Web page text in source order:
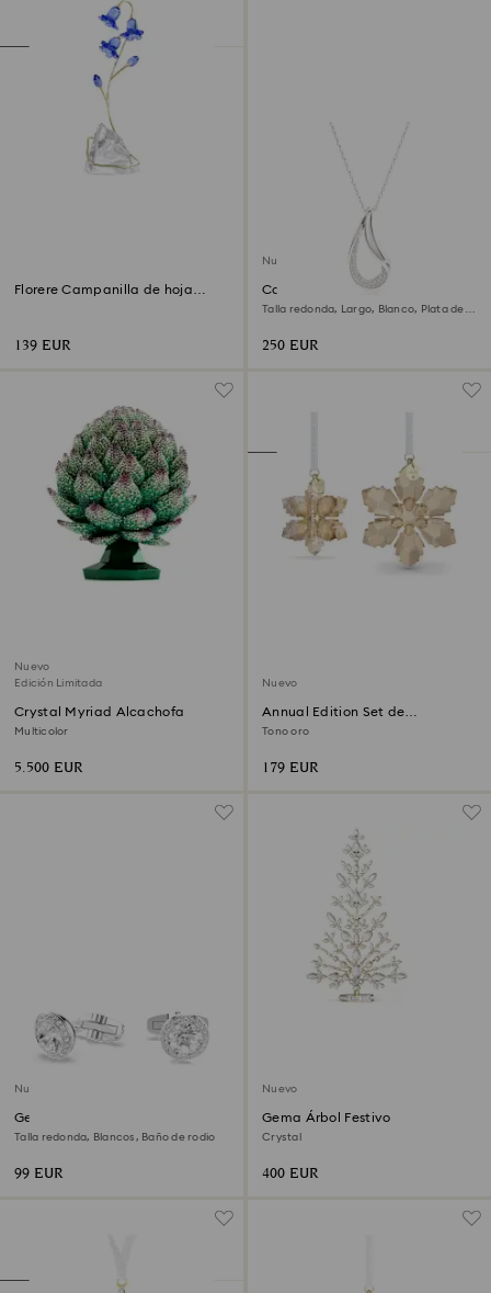
Florere Campanilla de hoja
139 EUR
Nuevo
Colgante Swarovski Classica
Talla redonda, Largo, Blanco, Plata de
250 EUR
Nuevo
Edición Limitada
Crystal Myriad Alcachofa
Multicolor
5.500 EUR
Nuevo
Annual Edition Set de
decoraciones 3D Festive 2026
Tono oro
179 EUR
Nuevo
Gemelos Una Angelic
Talla redonda, Blancos, Baño de rodio
99 EUR
Nuevo
Gema Árbol Festivo
Crystal
400 EUR